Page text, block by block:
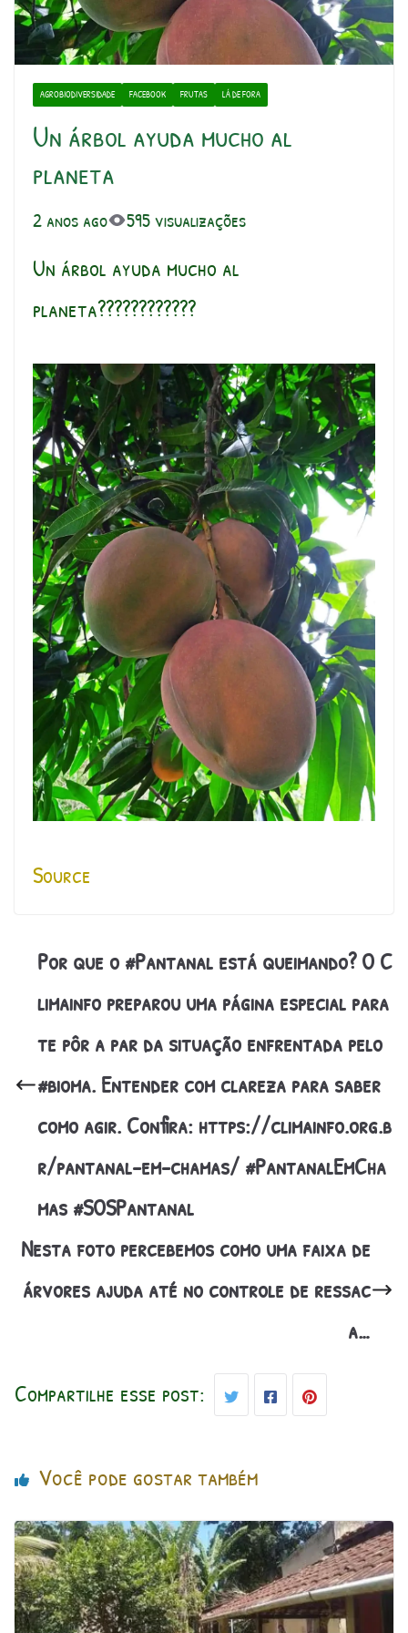
AGROBIODIVERSIDADE FACEBOOK FRUTAS LÁ DE FORA
Un árbol ayuda mucho al
planeta
2 anos ago 595 visualizações
Un árbol ayuda mucho al
planeta????????????
Source
Por que o #Pantanal está queimando? O C
limainfo preparou uma página especial para
te pôr a par da situação enfrentada pelo
#bioma. Entender com clareza para saber
como agir. Confira: https://climainfo.org.b
r/pantanal-em-chamas/ #PantanalEmCha
mas #SOSPantanal
Nesta foto percebemos como uma faixa de
árvores ajuda até no controle de ressac
a…
Compartilhe esse post:
Você pode gostar também